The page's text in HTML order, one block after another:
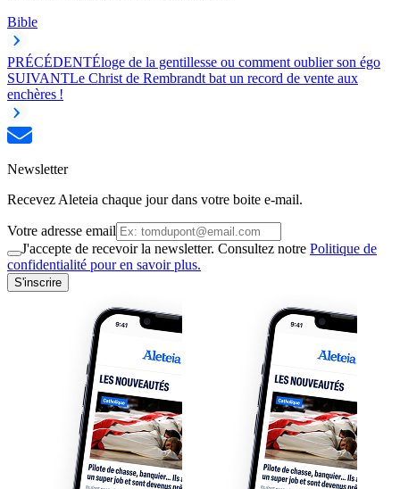
Bible
PRÉCÉDENTÉloge de la gentillesse ou comment oublier son égo
SUIVANTLe Christ de Rembrandt bat un record de vente aux
enchères !
Newsletter
Recevez Aleteia chaque jour dans votre boite e-mail.
Votre adresse email
J'accepte de recevoir la newsletter. Consultez notre Politique de
confidentialité pour en savoir plus.
S'inscrire